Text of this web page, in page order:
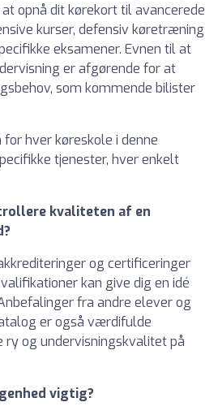
opnå dit kørekort til avancerede
kurser, defensiv køretræning
eksamener. Evnen til at
er afgørende for at
som kommende bilister
hver køreskole i denne
tjenester, hver enkelt
kvaliteten af en
og certificeringer
kan give dig en idé
fra andre elever og
er også værdifulde
og undervisningskvalitet på
vigtig?